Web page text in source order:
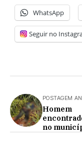
WhatsApp
Seguir no
POSTAGEM
Homem
no